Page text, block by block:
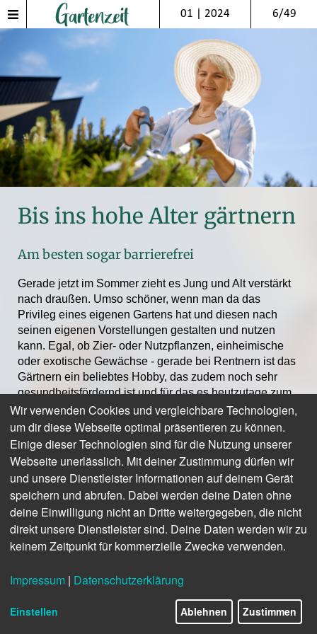
01 | 2024 6/49
Bis ins hohe Alter gärtnern
Am besten sogar barrierefrei
Gerade jetzt im Sommer zieht es Jung und Alt verstärkt
nach draußen. Umso schöner, wenn man da das
Privileg eines eigenen Gartens hat und diesen nach
seinen eigenen Vorstellungen gestalten und nutzen
kann. Egal, ob Zier- oder Nutzpflanzen, einheimische
oder exotische Gewächse - gerade bei Rentnern ist das
Gärtnern ein beliebtes Hobby, das zudem noch sehr
gesundheitsfördernd ist und für das es heutzutage zum
Glück jede Menge Arbeitserleichterungen gibt.
Wer rastet, der rostet bekanntlich. Umso schöner, dass
viele Senioren dem frühzeitig entgegenwirken. Viele
von ihnen nutzen die freie Zeit nach der Berentung, um
sich unter anderem verstärkt der Gartenarbeit zu
widmen. Die einen setzen dabei mehr auf Ästhetik, die
anderen wollen Gemüse, Obst und Kräuter für den
Eigenbedarf anbauen, eine dritte Gruppe möchte
beides.
Damit die Gartenarbeit nicht irgendwann zur Tortur wird
und auch trotz gesundheitlicher Einschränkungen
machbar ist, sollte der Garten weitestgehend barrierefrei
sein. Das fängt schon mit der Planung der Wege an. Sie
Wir verwenden Cookies und vergleichbare Technologien,
um dir diese Webseite optimal präsentieren zu können.
Einige dieser Technologien sind für die Nutzung unserer
Webseite unerlässlich. Mit deiner Zustimmung dürfen wir
und unsere Dienstleister Informationen auf deinem Gerät
speichern und abrufen. Dabei werden deine Daten ohne
deine Einwilligung nicht an Dritte weitergegeben, die nicht
direkt unsere Dienstleister sind. Deine Daten werden wir zu
keinem Zeitpunkt für kommerzielle Zwecke verwenden.
Impressum | Datenschutzerklärung
Einstellen Ablehnen Zustimmen